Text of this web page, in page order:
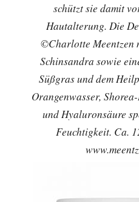
schützt sie damit
Hautalterung. Die
©Charlotte Meentzen
Schinsandra sowie
Süßgras und dem
Orangenwasser,
und Hyaluronsäure
Feuchtigkeit. Ca.